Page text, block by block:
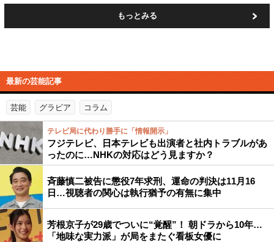
もっとみる
最新の芸能記事
芸能 グラビア コラム
テレビ局に代わり勝手に「情報開示」
フジテレビ、日本テレビも出演者と社内トラブルがあ
ったのに…NHKの対応はどう見ますか？
斉藤慎二被告に懲役7年求刑、運命の判決は11月16
日…視聴者の関心は執行猶予の有無に集中
芳根京子が29歳でついに“覚醒”！ 朝ドラから10年…
「地味な実力派」が局をまたぐ看板女優に